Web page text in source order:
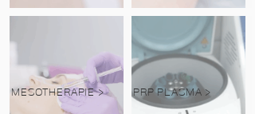
MESOTHERAPIE > PRP PLASMA >